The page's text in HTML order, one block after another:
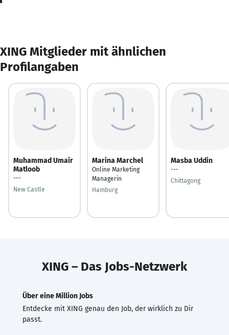
XING Mitglieder mit ähnlichen
Profilangaben
Muhammad Umair
Matloob
---
New Castle
Marina Marchel
Online Marketing
Managerin
Hamburg
Masba Uddin
---
Chittagong
XING – Das Jobs-Netzwerk
Über eine Million Jobs
Entdecke mit XING genau den Job, der wirklich zu Dir
passt.